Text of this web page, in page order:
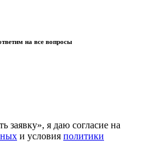
на все вопросы
заявку», я даю согласие на
и условия политики